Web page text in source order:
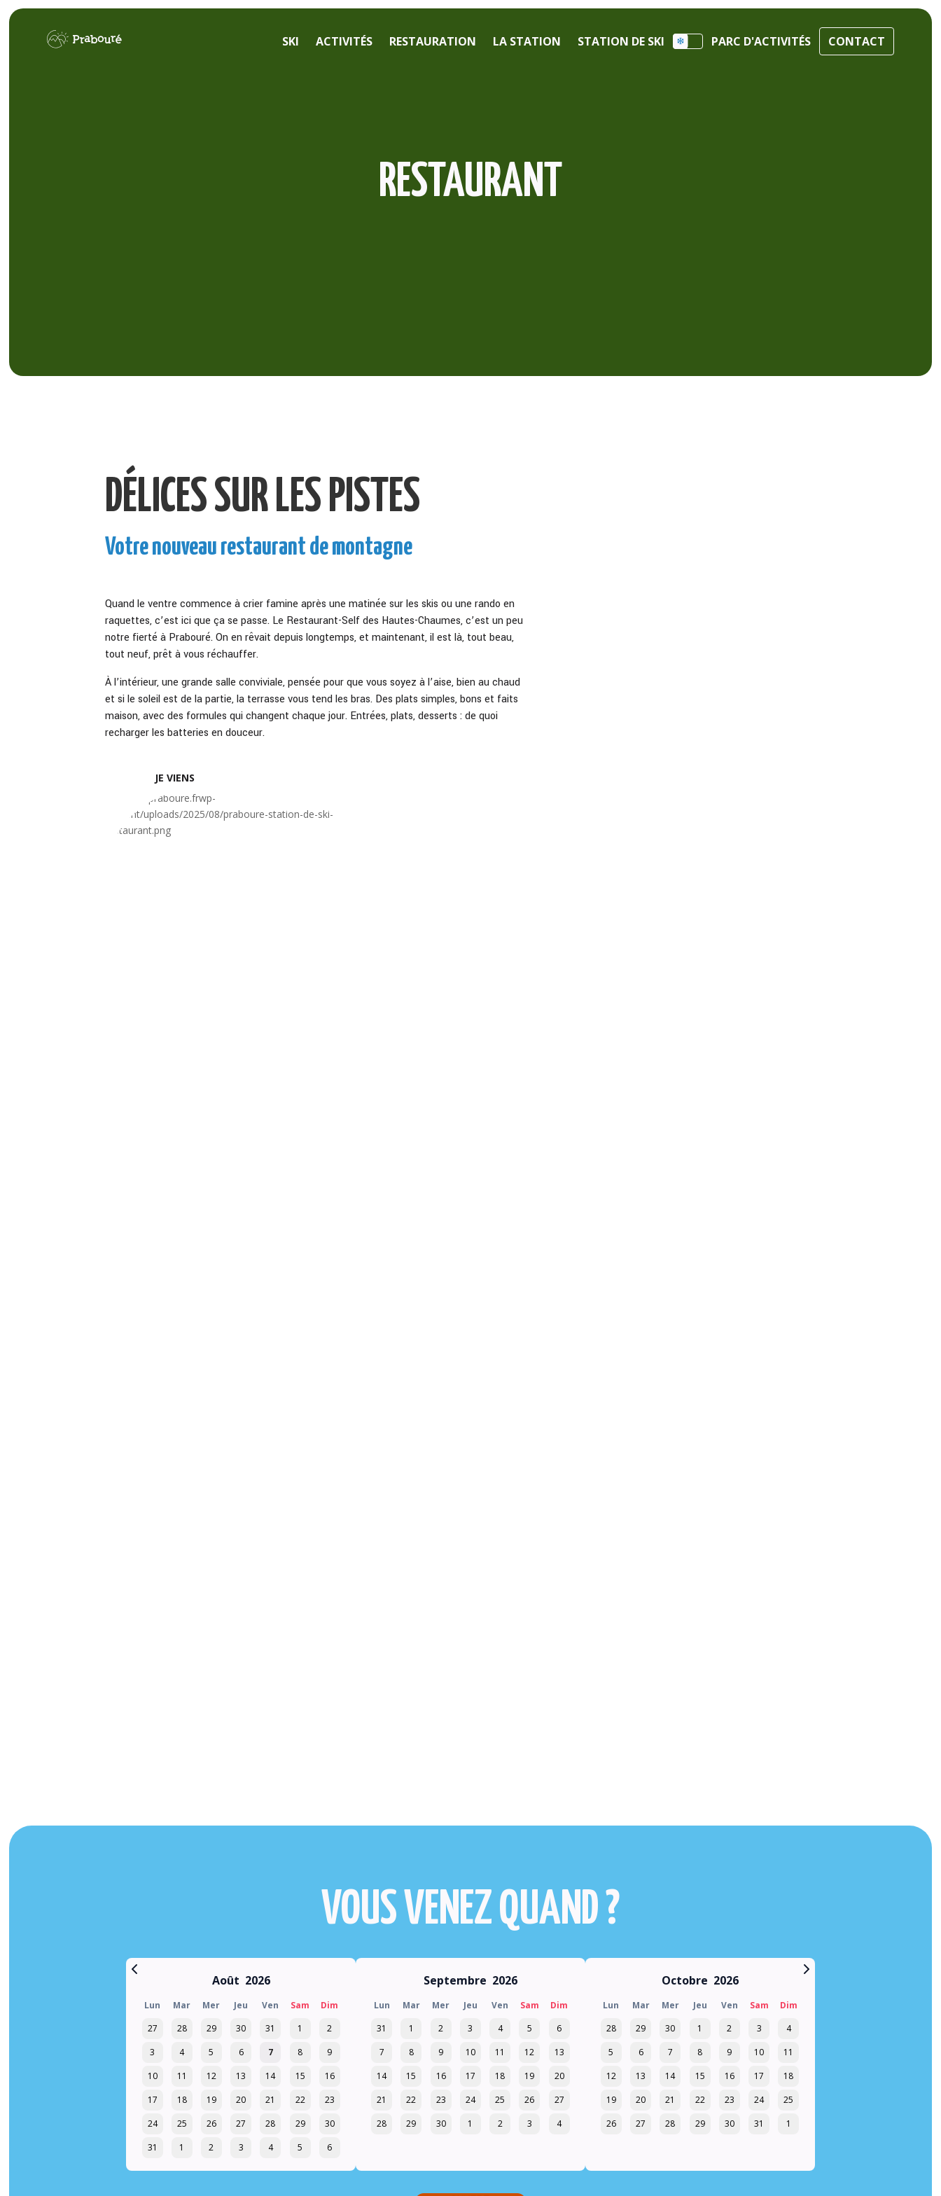
Panneau de gestion des cookies
SKI ACTIVITÉS RESTAURATION LA STATION STATION DE SKI PARC D'ACTIVITÉS CONTACT
RESTAURANT
DÉLICES SUR LES PISTES
Votre nouveau restaurant de montagne
Quand le ventre commence à crier famine après une matinée sur les skis ou une rando en
raquettes, c’est ici que ça se passe. Le Restaurant-Self des Hautes-Chaumes, c’est un peu
notre fierté à Prabouré. On en rêvait depuis longtemps, et maintenant, il est là, tout beau,
tout neuf, prêt à vous réchauffer.
À l’intérieur, une grande salle conviviale, pensée pour que vous soyez à l’aise, bien au chaud
et si le soleil est de la partie, la terrasse vous tend les bras. Des plats simples, bons et faits
maison, avec des formules qui changent chaque jour. Entrées, plats, desserts : de quoi
recharger les batteries en douceur.
JE VIENS
VOUS VENEZ QUAND ?
Août 2026
Lun Mar Mer Jeu Ven Sam
Dim
27
28 29 30 31 1
2
3
4 5 6 7 8
9
10
11 12 13 14 15
16
17
18 19 20 21 22
23
24
25 26 27 28 29
30
31
1 2 3 4 5 6
Septembre 2026
Lun Mar Mer Jeu Ven Sam
Dim
31
1 2 3 4 5
6
7
8 9 10 11 12
13
14
15 16 17 18 19
20
21
22 23 24 25 26
27
28
29 30 1 2 3 4
Octobre 2026
Lun Mar Mer Jeu Ven Sam
Dim
28
29 30 1 2 3
4
5
6 7 8 9 10
11
12
13 14 15 16 17
18
19
20 21 22 23 24
25
26
27 28 29 30 31 1